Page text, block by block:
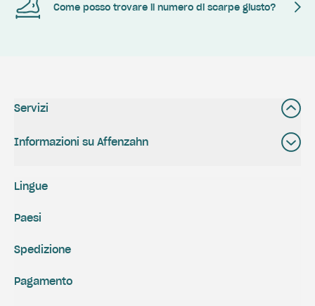
Come posso trovare il numero di scarpe giusto?
Servizi
Informazioni su Affenzahn
Spedizione
Pagamento
Lingue
Paesi